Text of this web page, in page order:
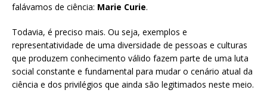
falávamos de ciência: Marie Curie.
Todavia, é preciso mais. Ou seja, exemplos e
representatividade de uma diversidade de pessoas e culturas
que produzem conhecimento válido fazem parte de uma luta
social constante e fundamental para mudar o cenário atual da
ciência e dos privilégios que ainda são legitimados neste meio.